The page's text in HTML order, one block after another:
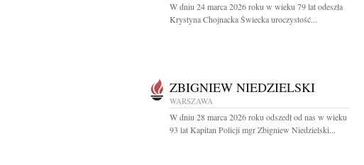
W dniu 24 marca 2026 roku w wieku 79 lat odeszła
Krystyna Chojnacka Świecka uroczystość...
ZBIGNIEW NIEDZIELSKI
WARSZAWA
W dniu 28 marca 2026 roku odszedł od nas w wieku
93 lat Kapitan Policji mgr Zbigniew Niedzielski...